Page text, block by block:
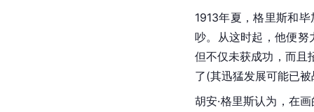
1913年夏，格里斯和毕
吵。从这时起，他便
但不仅未获成功，而且
了(其迅猛发展可能已
胡安·格里斯认为，在